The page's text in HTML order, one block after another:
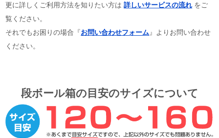
更に詳しくご利用方法を知りたい方は詳しいサービスの流れ をご
覧ください。
それでもお困りの場合『お問い合わせフォーム』よりお問い合わせ
ください。
段ボール箱の目安のサイズについて